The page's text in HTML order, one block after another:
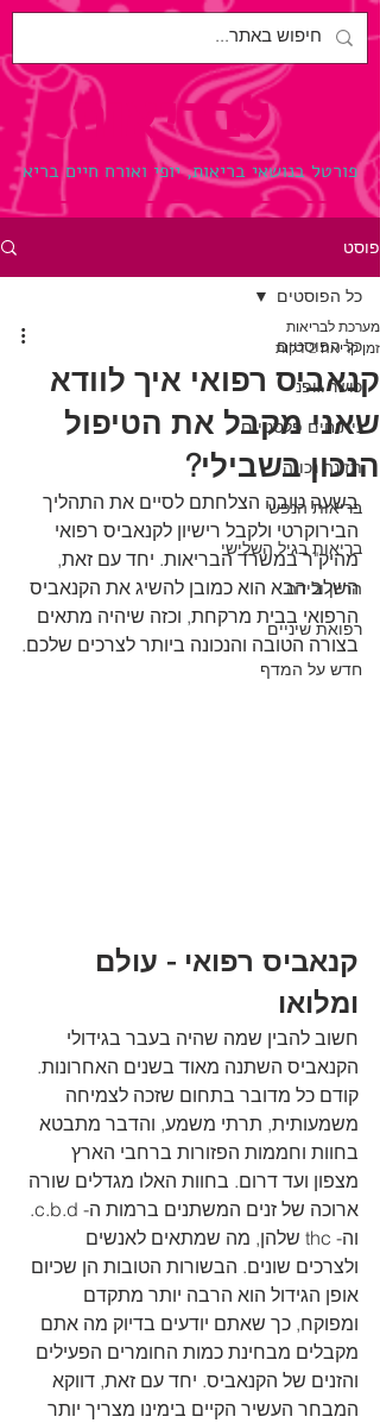
לבריאות.
פורטל בנושאי בריאות, יופי ואורח חיים בריא
פוסט
כל הפוסטים
כושר גופני
ניתוחים פלסטיים
תזונה נכונה
בריאות הנפש
בריאות בגיל השלישי
הריון ולידה
רפואת שיניים
חדש על המדף
כל הפוסטים
קנאביס רפואי איך לוודא
שאני מקבל את הטיפול
הנכון בשבילי?
מערכת לבריאות
זמן קריאה 2 דקות
בשעה טובה הצלחתם לסיים את התהליך
הבירוקרטי ולקבל רישיון לקנאביס רפואי
מהיק"ר במשרד הבריאות. יחד עם זאת,
השלב הבא הוא כמובן להשיג את הקנאביס
הרפואי בבית מרקחת, וכזה שיהיה מתאים
בצורה הטובה והנכונה ביותר לצרכים שלכם.
קנאביס רפואי - עולם
ומלואו
חשוב להבין שמה שהיה בעבר בגידולי
הקנאביס השתנה מאוד בשנים האחרונות.
קודם כל מדובר בתחום שזכה לצמיחה
משמעותית, תרתי משמע, והדבר מתבטא
בחוות וחממות הפזורות ברחבי הארץ
מצפון ועד דרום. בחוות האלו מגדלים שורה
ארוכה של זנים המשתנים ברמות ה- c.b.d.
וה- thc שלהן, מה שמתאים לאנשים
ולצרכים שונים. הבשורות הטובות הן שכיום
אופן הגידול הוא הרבה יותר מתקדם
ומפוקח, כך שאתם יודעים בדיוק מה אתם
מקבלים מבחינת כמות החומרים הפעילים
והזנים של הקנאביס. יחד עם זאת, דווקא
המבחר העשיר הקיים בימינו מצריך יותר